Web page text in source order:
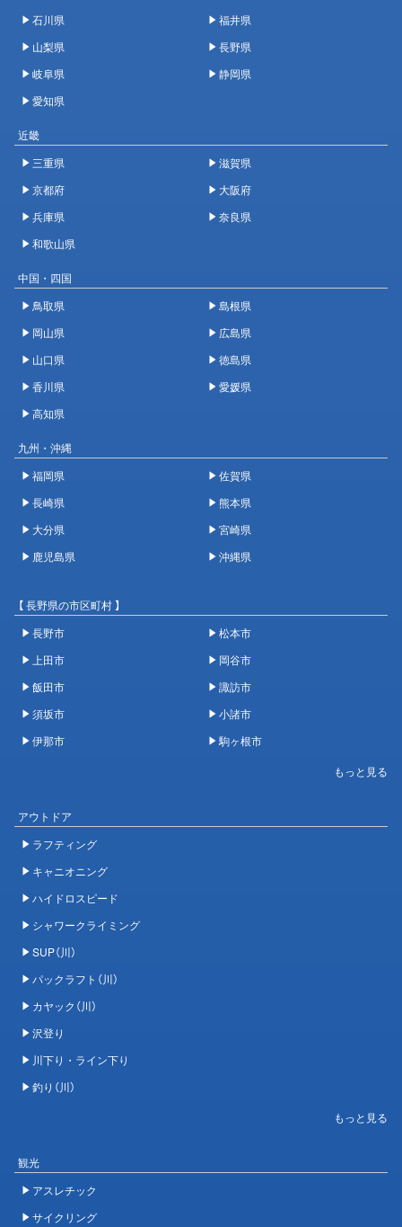
石川県
福井県
山梨県
長野県
岐阜県
静岡県
愛知県
近畿
三重県
滋賀県
京都府
大阪府
兵庫県
奈良県
和歌山県
中国・四国
鳥取県
島根県
岡山県
広島県
山口県
徳島県
香川県
愛媛県
高知県
九州・沖縄
福岡県
佐賀県
長崎県
熊本県
大分県
宮崎県
鹿児島県
沖縄県
【 長野県の市区町村 】
長野市
松本市
上田市
岡谷市
飯田市
諏訪市
須坂市
小諸市
伊那市
駒ヶ根市
アウトドア
ラフティング
キャニオニング
ハイドロスピード
シャワークライミング
SUP（川）
パックラフト（川）
カヤック（川）
沢登り
川下り・ライン下り
釣り（川）
観光
アスレチック
サイクリング